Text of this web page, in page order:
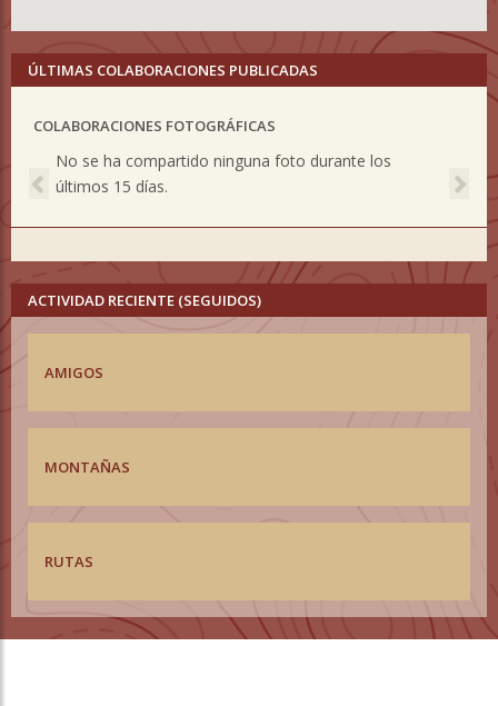
ÚLTIMAS COLABORACIONES PUBLICADAS
COLABORACIONES FOTOGRÁFICAS
No se ha compartido ninguna foto durante los
últimos 15 días.
Previous
ACTIVIDAD RECIENTE (SEGUIDOS)
AMIGOS
MONTAÑAS
RUTAS